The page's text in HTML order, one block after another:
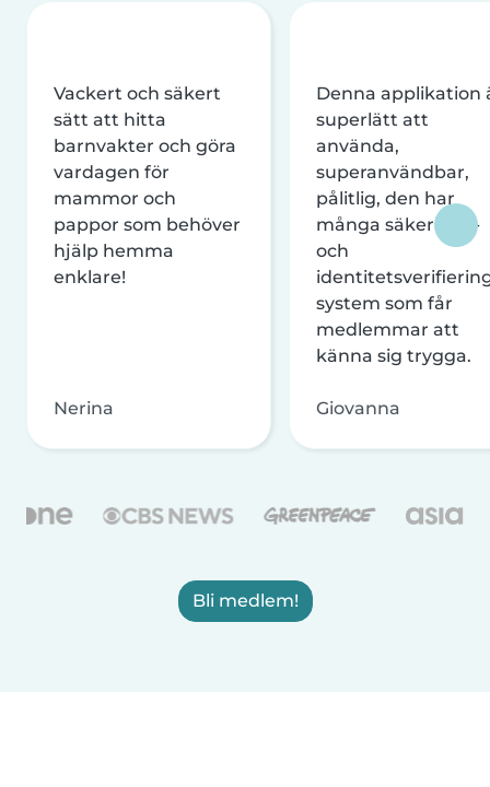
Vackert och säkert
sätt att hitta
barnvakter och göra
vardagen för
mammor och
pappor som behöver
hjälp hemma
enklare!
Nerina
Denna applikation
superlätt att
använda,
superanvändbar,
pålitlig, den har
många säkerhets-
och
system som får
medlemmar att
känna sig trygga.
Giovanna
Bli medlem!